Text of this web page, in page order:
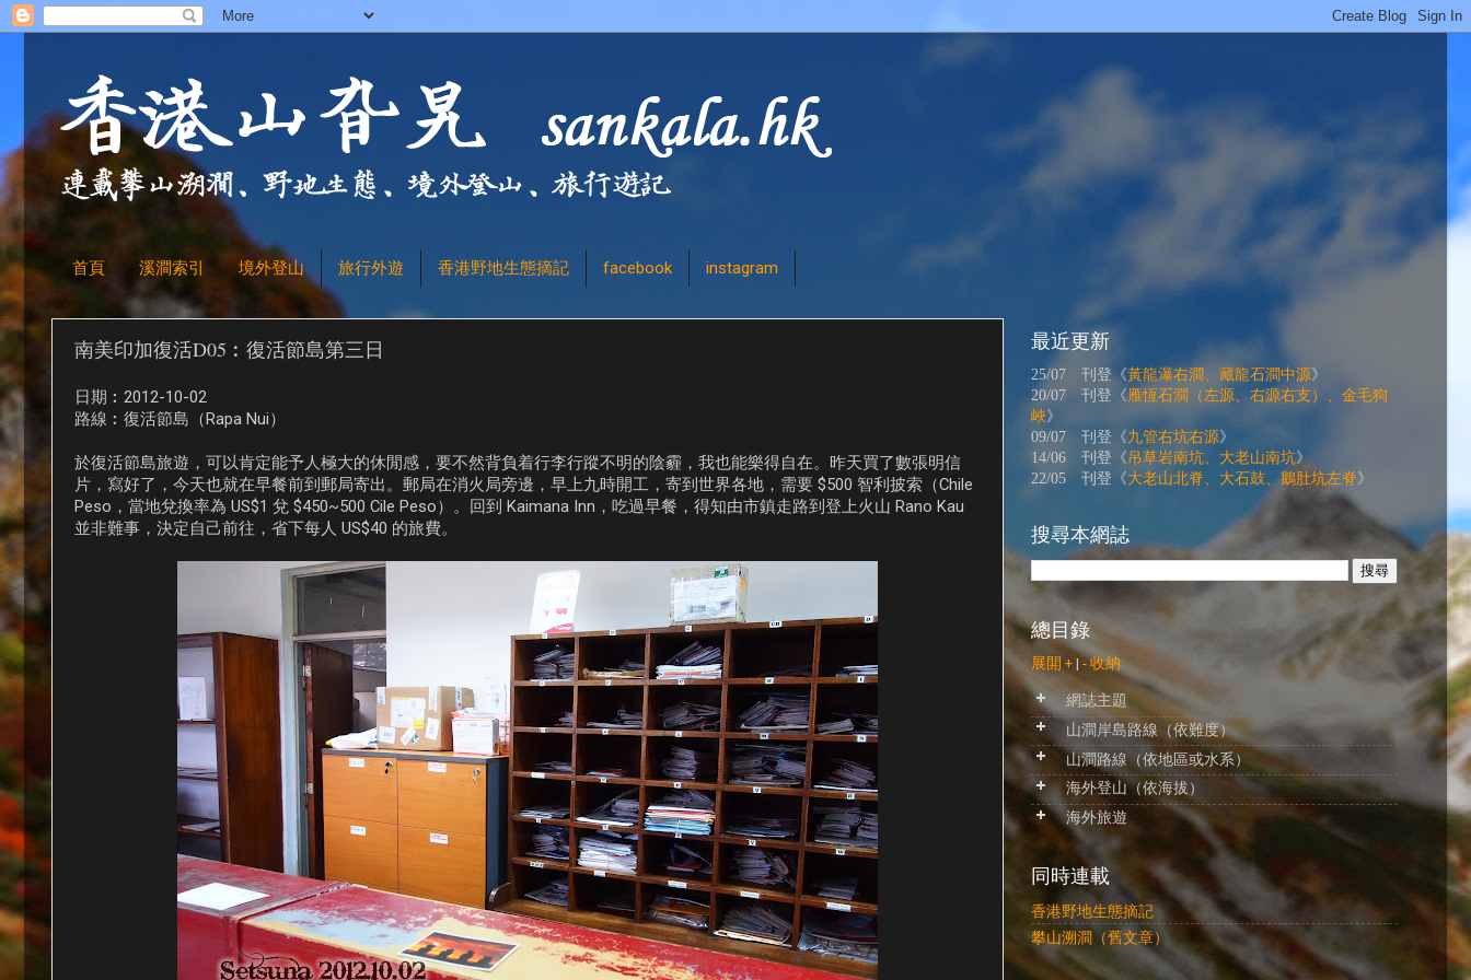
首頁 溪澗索引 境外登山 旅行外遊 香港野地生態摘記 facebook instagram
南美印加復活D05︰復活節島第三日
日期︰2012-10-02
路線︰復活節島（Rapa Nui）
於復活節島旅遊，可以肯定能予人極大的休閒感，要不然背負着行李行蹤不明的陰霾，我也能樂得自在。昨天買了數張明信
片，寫好了，今天也就在早餐前到郵局寄出。郵局在消火局旁邊，早上九時開工，寄到世界各地，需要 $500 智利披索（Chile
Peso，當地兌換率為 US$1 兌 $450~500 Cile Peso）。回到 Kaimana Inn，吃過早餐，得知由市鎮走路到登上火山 Rano Kau
並非難事，決定自己前往，省下每人 US$40 的旅費。
最近更新
25/07 刊登《黃龍瀑右澗、藏龍石澗中源》
20/07 刊登《雁恆石澗（左源、右源右支）、金毛狗
峽》
09/07 刊登《九管右坑右源》
14/06 刊登《吊草岩南坑、大老山南坑》
22/05 刊登《大老山北脊、大石鼓、鵝肚坑左脊》
搜尋本網誌
總目錄
展開 +| - 收納
網誌主題
山澗岸島路線（依難度）
山澗路線（依地區或水系）
海外登山（依海拔）
海外旅遊
同時連載
香港野地生態摘記
攀山溯澗（舊文章）